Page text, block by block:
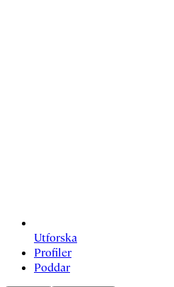
Utforska
Profiler
Poddar